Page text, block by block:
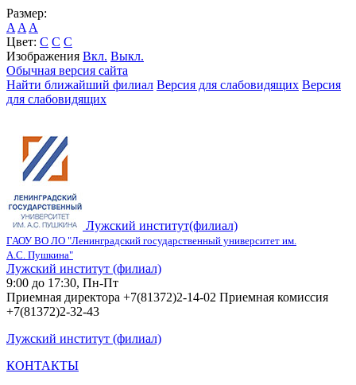
Размер:
A A A
Цвет: C C C
Изображения Вкл. Выкл.
Обычная версия сайта
Найти ближайший филиал Версия для слабовидящих Версия
для слабовидящих
Лужский институт(филиал)
ГАОУ ВО ЛО "Ленинградский государственный университет им.
А.С. Пушкина"
Лужский институт (филиал)
9:00 до 17:30, Пн-Пт
Приемная директора +7(81372)2-14-02 Приемная комиссия
+7(81372)2-32-43
Лужский институт (филиал)
КОНТАКТЫ